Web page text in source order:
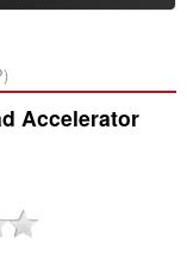
Accelerator